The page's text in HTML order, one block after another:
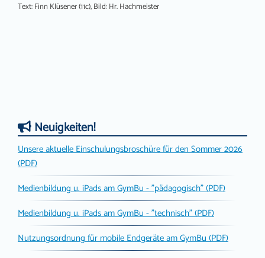
Text: Finn Klüsener (11c), Bild: Hr. Hachmeister
Neuigkeiten!
Unsere aktuelle Einschulungsbroschüre für den Sommer 2026
(PDF)
Medienbildung u. iPads am GymBu - "pädagogisch" (PDF)
Medienbildung u. iPads am GymBu - "technisch" (PDF)
Nutzungsordnung für mobile Endgeräte am GymBu (PDF)